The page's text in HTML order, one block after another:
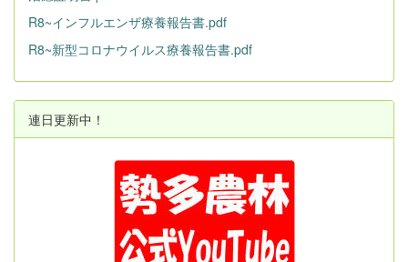
R8~インフルエンザ療養報告書.pdf
R8~新型コロナウイルス療養報告書.pdf
連日更新中！